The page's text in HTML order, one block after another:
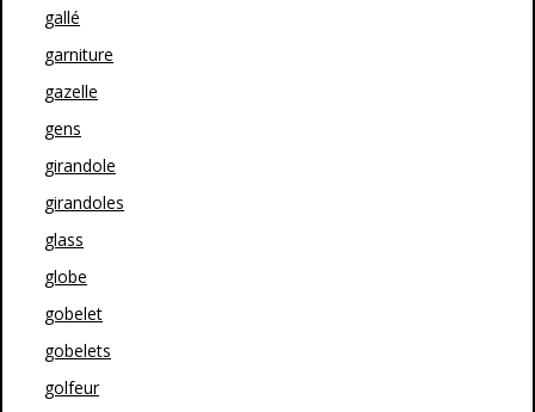
gallé
garniture
gazelle
gens
girandole
girandoles
glass
globe
gobelet
gobelets
golfeur